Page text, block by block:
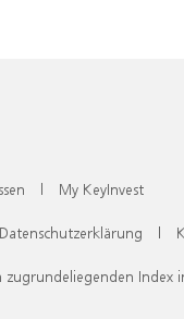
| My KeyInvest
Datenschutzerklärung |
Index